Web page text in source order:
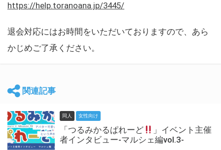
https://help.toranoana.jp/3445/
退会対応にはお時間をいただいておりますので、あら
かじめご了承ください。
関連記事
同人 女性向け
「つるみかるぱれーど
」イベント主催
者インタビュー-マルシェ編vol.3-